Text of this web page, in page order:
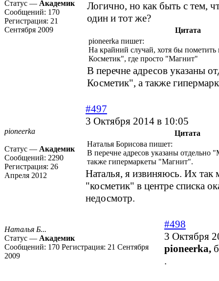
Статус — Академик
Сообщений: 170
Регистрация: 21
Сентября 2009
Логично, но как быть с тем,
один и тот же?
Цитата
pioneerka пишет:
На крайний случай, хотя бы пометить
Косметик", где просто "Магнит"
В перечне адресов указаны
Косметик", а также
pioneerka
Статус — Академик
Сообщений: 2290
Регистрация: 26
Апреля 2012
#497
3 Октября 2014 в 10:05
Цитата
Наталья Борисова пишет:
В перечне адресов указаны отдельно
также гипермаркеты "Магнит".
Наталья, я извиняюсь. Их так
"косметик" в центре списка
недосмотр.
Наталья Б...
Статус — Академик
Сообщений: 170 Регистрация: 21 Сентября
2009
#498
3 Октября
pioneerka,
.